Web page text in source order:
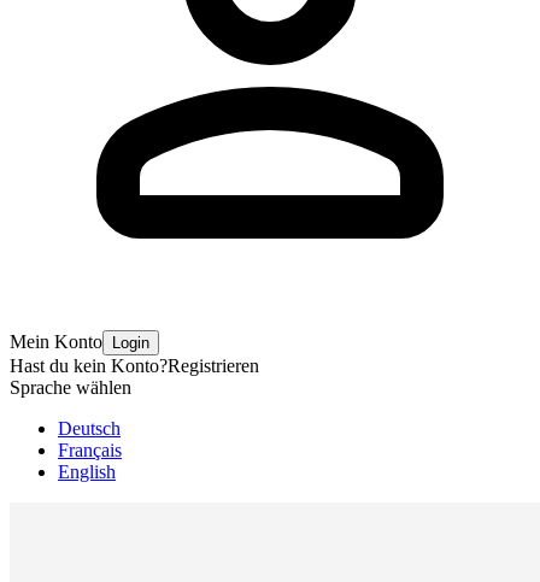
Mein Konto Login
Hast du kein Konto?Registrieren
Sprache wählen
Deutsch
Français
English